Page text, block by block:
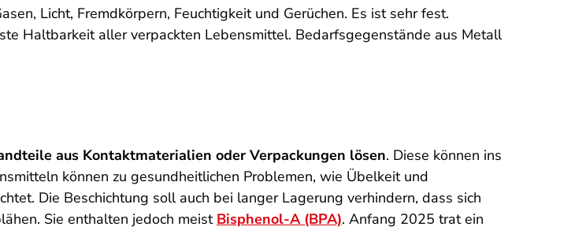
Licht, Fremdkörpern, Feuchtigkeit und Gerüchen. Es ist sehr fest.
Haltbarkeit aller verpackten Lebensmittel. Bedarfsgegenstände aus Metall
aus Kontaktmaterialien oder Verpackungen lösen. Diese können ins
können zu gesundheitlichen Problemen, wie Übelkeit und
Die Beschichtung soll auch bei langer Lagerung verhindern, dass sich
Sie enthalten jedoch meist Bisphenol-A (BPA). Anfang 2025 trat ein